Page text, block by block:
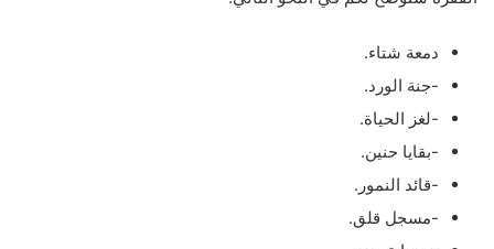
دمعة شتاء.
-جنة الورد.
-لغز الحياة.
-بقايا حنين.
-قائد النمور.
-مسجل قلق.